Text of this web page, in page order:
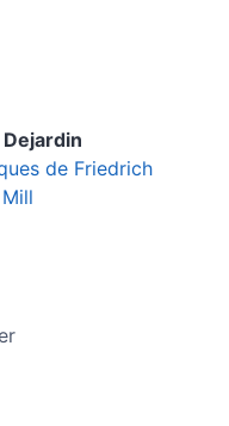
Dejardin
de Friedrich